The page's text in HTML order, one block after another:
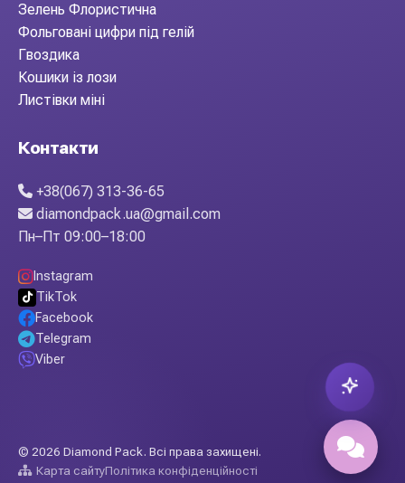
Зелень Флористична
Фольговані цифри під гелій
Гвоздика
Кошики із лози
Листівки міні
Контакти
+38(067) 313-36-65
diamondpack.ua@gmail.com
Пн–Пт 09:00–18:00
Instagram
TikTok
Facebook
Telegram
Viber
© 2026 Diamond Pack. Всі права захищені.
Карта сайтуПолітика конфіденційності